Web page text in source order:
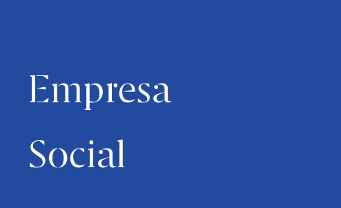
Empresa
Social